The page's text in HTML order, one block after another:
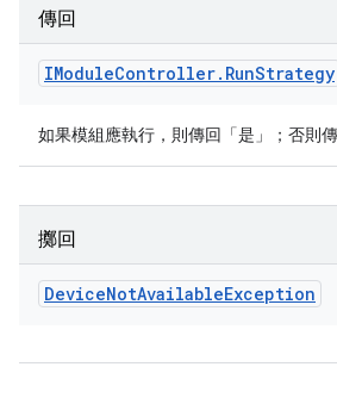
傳回
IModuleController. RunStrategy
如果模組應執行，則傳回「是」；否則傳
擲回
DeviceNotAvailableException